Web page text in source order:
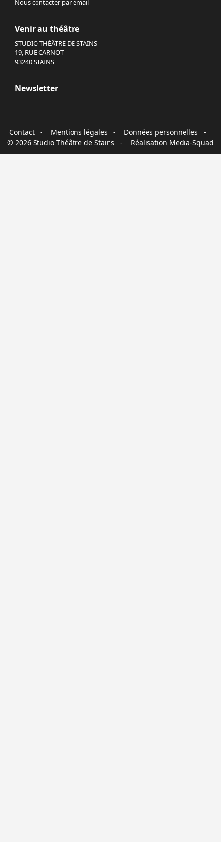
Nous contacter par email
Venir au théâtre
STUDIO THÉÂTRE DE STAINS
19, RUE CARNOT
93240 STAINS
Newsletter
Contact- Mentions légales - Données personnelles -
© 2026 Studio Théâtre de Stains - Réalisation Media-Squad